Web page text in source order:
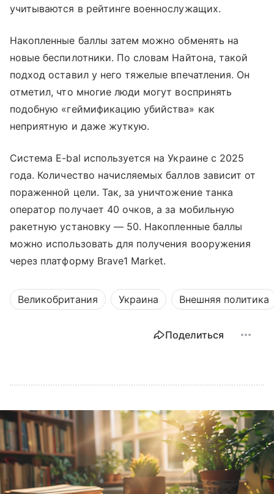
учитываются в рейтинге военнослужащих.
Накопленные баллы затем можно обменять на
новые беспилотники. По словам Найтона, такой
подход оставил у него тяжелые впечатления. Он
отметил, что многие люди могут воспринять
подобную «геймификацию убийства» как
неприятную и даже жуткую.
Система E-bal используется на Украине с 2025
года. Количество начисляемых баллов зависит от
пораженной цели. Так, за уничтожение танка
оператор получает 40 очков, а за мобильную
ракетную установку — 50. Накопленные баллы
можно использовать для получения вооружения
через платформу Brave1 Market.
Великобритания Украина Внешняя политика
Поделиться